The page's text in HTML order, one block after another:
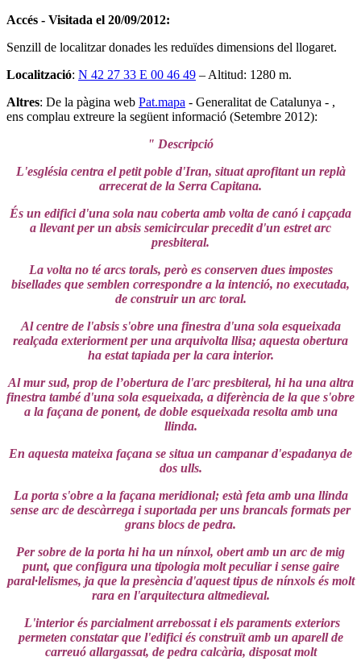
Accés - Visitada el 20/09/2012:
Senzill de localitzar donades les reduïdes dimensions del llogaret.
Localització: N 42 27 33 E 00 46 49 – Altitud: 1280 m.
Altres: De la pàgina web Pat.mapa - Generalitat de Catalunya - ,
ens complau extreure la següent informació (Setembre 2012):
" Descripció
L'església centra el petit poble d'Iran, situat aprofitant un replà
arrecerat de la Serra Capitana.
És un edifici d'una sola nau coberta amb volta de canó i capçada
a llevant per un absis semicircular precedit d'un estret arc
presbiteral.
La volta no té arcs torals, però es conserven dues impostes
bisellades que semblen correspondre a la intenció, no executada,
de construir un arc toral.
Al centre de l'absis s'obre una finestra d'una sola esqueixada
realçada exteriorment per una arquivolta llisa; aquesta obertura
ha estat tapiada per la cara interior.
Al mur sud, prop de l’obertura de l'arc presbiteral, hi ha una altra
finestra també d'una sola esqueixada, a diferència de la que s'obre
a la façana de ponent, de doble esqueixada resolta amb una
llinda.
En aquesta mateixa façana se situa un campanar d'espadanya de
dos ulls.
La porta s'obre a la façana meridional; està feta amb una llinda
sense arc de descàrrega i suportada per uns brancals formats per
grans blocs de pedra.
Per sobre de la porta hi ha un nínxol, obert amb un arc de mig
punt, que configura una tipologia molt peculiar i sense gaire
paral·lelismes, ja que la presència d'aquest tipus de nínxols és molt
rara en l'arquitectura altmedieval.
L'interior és parcialment arrebossat i els paraments exteriors
permeten constatar que l'edifici és construït amb un aparell de
carreuó allargassat, de pedra calcària, disposat molt